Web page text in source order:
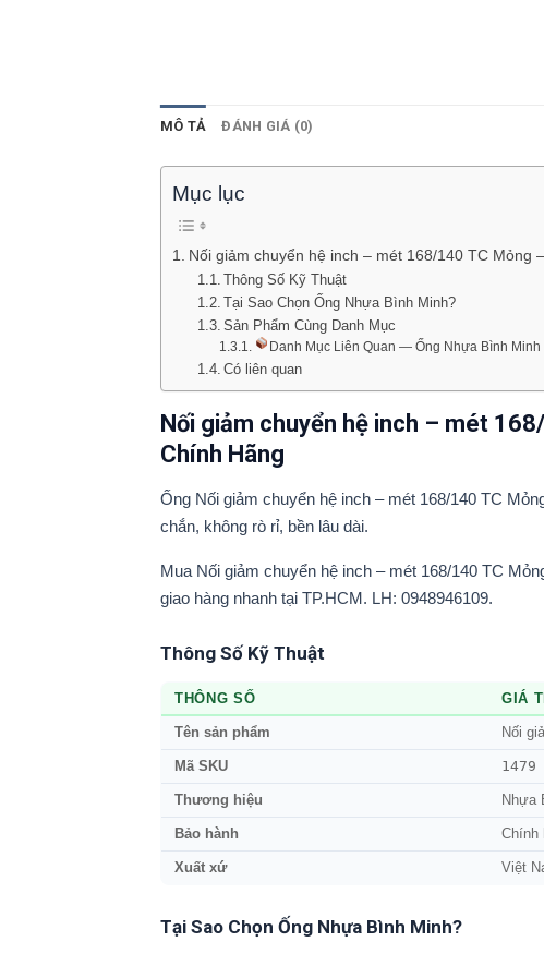
MÔ TẢ ĐÁNH GIÁ (0)
Mục lục
Nối giảm chuyển hệ inch – mét 168/140 TC
Thông Số Kỹ Thuật
Tại Sao Chọn Ống Nhựa Bình Minh?
Sản Phẩm Cùng Danh Mục
Danh Mục Liên Quan — Ống Nhựa Bình Minh
Có liên quan
Nối giảm chuyển hệ inch – mét
Chính Hãng
Ống Nối giảm chuyển hệ inch – mét 168/140 TC
chắn, không rò rỉ, bền lâu dài.
Mua Nối giảm chuyển hệ inch – mét 168/140 TC
giao hàng nhanh tại TP.HCM. LH: 0948946109.
Thông Số Kỹ Thuật
THÔNG SỐ GIÁ
Tên sản phẩm Nối
Mã SKU 1479
Thương hiệu Nhựa
Bảo hành Chính
Xuất xứ Việt
Tại Sao Chọn Ống Nhựa Bình Minh?